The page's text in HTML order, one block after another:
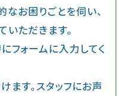
お困りごとを伺い、
ただきます。
ォームに入力してく
す。スタッフにお声